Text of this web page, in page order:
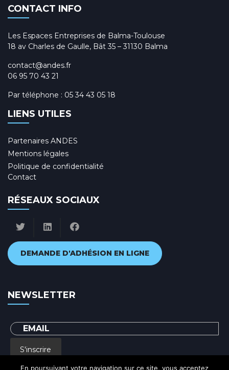
CONTACT INFO
Les Espaces Entreprises de Balma-Toulouse
18 av Charles de Gaulle, Bât 35 – 31130 Balma
contact@andes.fr
06 95 70 43 21
Par téléphone : 05 34 43 05 18
LIENS UTILES
Partenaires ANDES
Mentions légales
Politique de confidentialité
Contact
RÉSEAUX SOCIAUX
DEMANDE D'ADHÉSION EN LIGNE
NEWSLETTER
S'inscrire
En poursuivant votre navigation sur ce site, vous acceptez